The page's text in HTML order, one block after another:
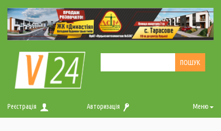
Реєстрація Авторизація Меню